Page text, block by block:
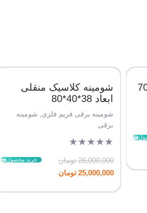
شومینه کلاسیک منقلی
ابعاد 38*40*80
شومینه برقی فریم فلزی
شومینه
برقی
★
★
★
★
★
26,000,000 تومان
25,000,000 تومان
خرید محصول